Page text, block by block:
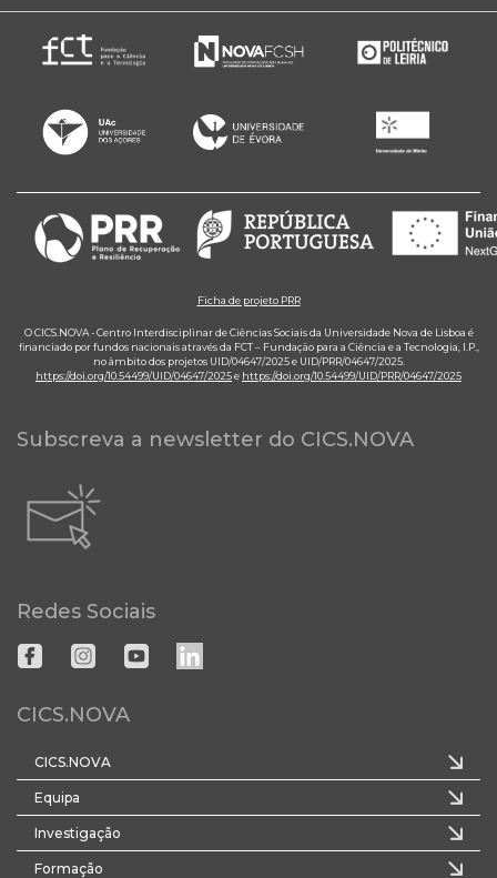
Ficha de projeto PRR
O CICS.NOVA - Centro Interdisciplinar de Ciências Sociais da Universidade Nova de Lisboa é
financiado por fundos nacionais através da FCT – Fundação para a Ciência e a Tecnologia, I.P.,
no âmbito dos projetos UID/04647/2025 e UID/PRR/04647/2025.
https://doi.org/10.54499/UID/04647/2025e https://doi.org/10.54499/UID/PRR/04647/2025
Subscreva a newsletter do CICS.NOVA
Redes Sociais
CICS.NOVA
CICS.NOVA
Equipa
Investigação
Formação